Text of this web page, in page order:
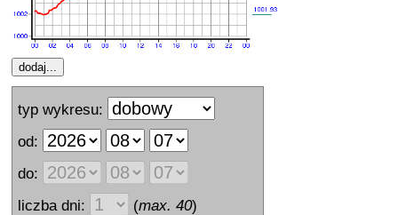
typ wykresu:
od:
do:
liczba dni:
(max. 40)